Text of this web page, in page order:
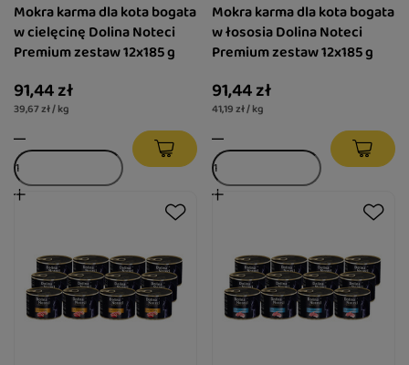
Mokra karma dla kota bogata
w cielęcinę Dolina Noteci
Premium zestaw 12x185 g
91,44 zł
39,67 zł / kg
Mokra karma dla kota bogata
w łososia Dolina Noteci
Premium zestaw 12x185 g
91,44 zł
41,19 zł / kg